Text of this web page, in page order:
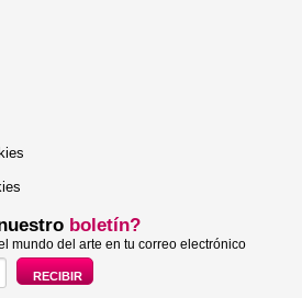
boletín?
mundo del arte en tu correo electrónico